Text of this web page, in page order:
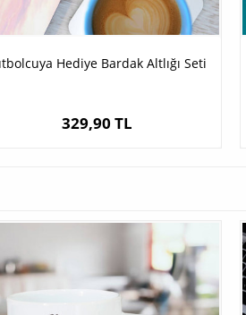
Hediye Bardak Altlığı Seti
329,90 TL